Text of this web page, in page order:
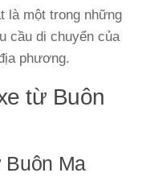
là một trong những
cầu di chuyển của
phương.
từ Buôn
Buôn Ma